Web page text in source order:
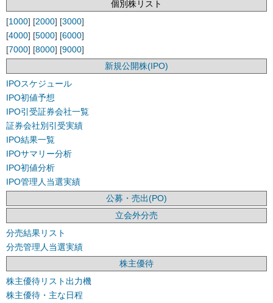
個別株リスト
[1000] [2000] [3000]
[4000] [5000] [6000]
[7000] [8000] [9000]
新規公開株(IPO)
IPOスケジュール
IPO初値予想
IPO引受証券会社一覧
証券会社別引受実績
IPO結果一覧
IPOサマリー分析
IPO初値分析
IPO管理人当選実績
公募・売出(PO)
立会外分売
分売結果リスト
分売管理人当選実績
株主優待
株主優待リスト出力機
株主優待・主な日程